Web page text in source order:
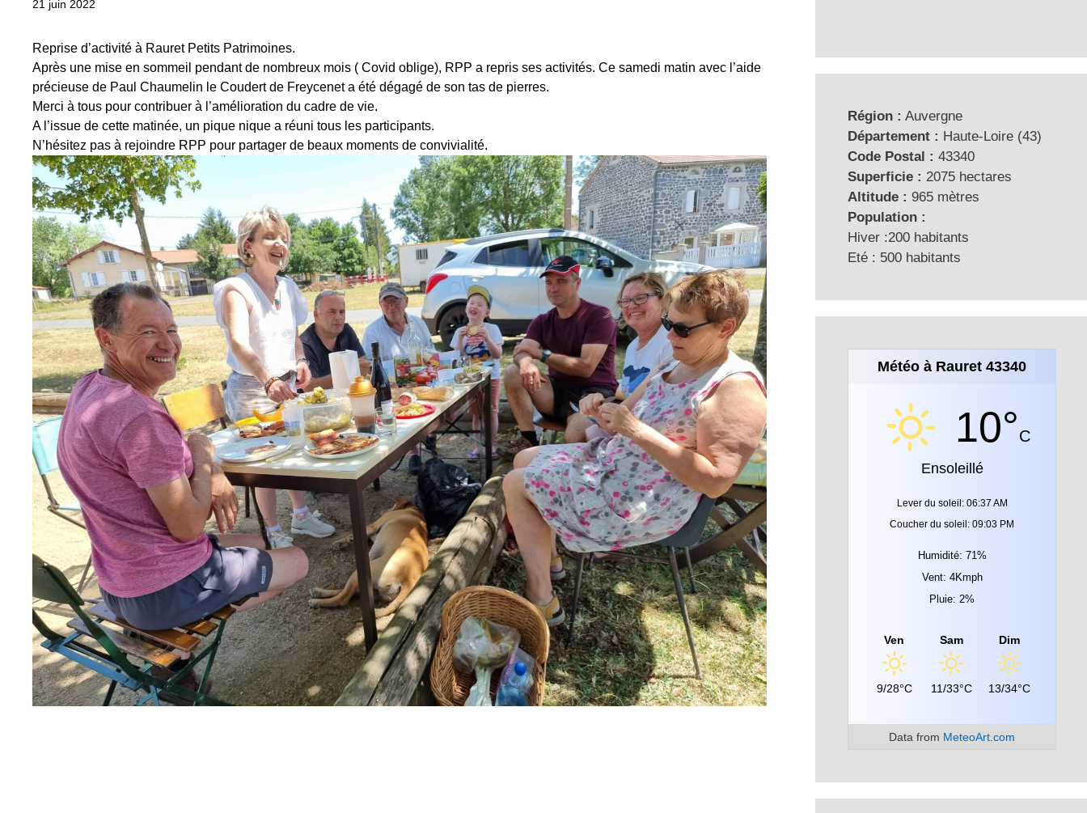
21 juin 2022
Reprise d’activité à Rauret Petits Patrimoines.
Après une mise en sommeil pendant de nombreux mois ( Covid oblige), RPP a repris ses activités. Ce samedi matin avec l’aide
précieuse de Paul Chaumelin le Coudert de Freycenet a été dégagé de son tas de pierres.
Merci à tous pour contribuer à l’amélioration du cadre de vie.
A l’issue de cette matinée, un pique nique a réuni tous les participants.
N’hésitez pas à rejoindre RPP pour partager de beaux moments de convivialité.
Région : Auvergne
Département : Haute-Loire (43)
Code Postal : 43340
Superficie : 2075 hectares
Altitude : 965 mètres
Population :
Hiver :200 habitants
Eté : 500 habitants
Météo à Rauret 43340
10°C
Ensoleillé
Lever du soleil: 06:37 AM
Coucher du soleil: 09:03 PM
Humidité: 71%
Vent: 4Kmph
Pluie: 2%
Ven
9/28°C
Sam
11/33°C
Dim
13/34°C
Data from MeteoArt.com